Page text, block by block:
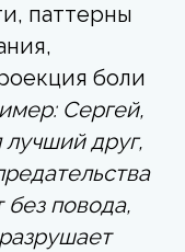
паттерны
боли
Сергей,
лучший друг,
без повода,